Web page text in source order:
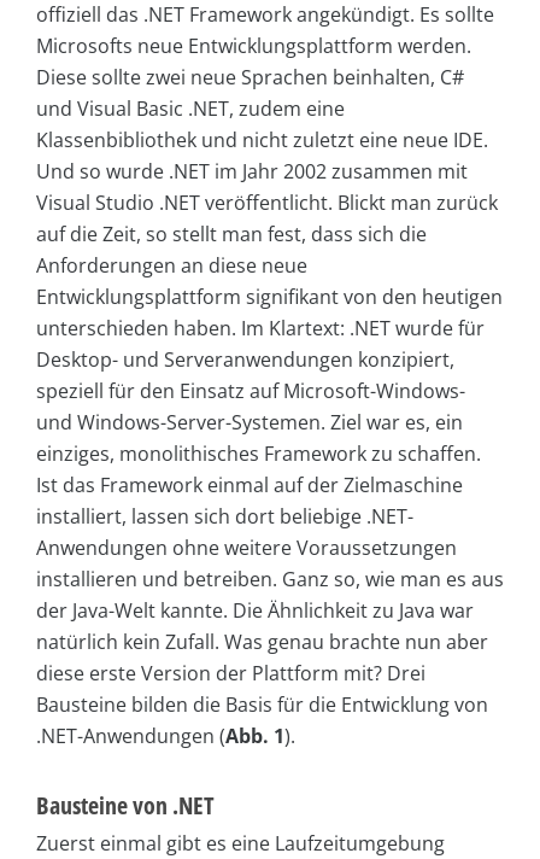
offiziell das .NET Framework angekündigt. Es sollte
Microsofts neue Entwicklungsplattform werden.
Diese sollte zwei neue Sprachen beinhalten, C#
und Visual Basic .NET, zudem eine
Klassenbibliothek und nicht zuletzt eine neue IDE.
Und so wurde .NET im Jahr 2002 zusammen mit
Visual Studio .NET veröffentlicht. Blickt man zurück
auf die Zeit, so stellt man fest, dass sich die
Anforderungen an diese neue
Entwicklungsplattform signifikant von den heutigen
unterschieden haben. Im Klartext: .NET wurde für
Desktop- und Serveranwendungen konzipiert,
speziell für den Einsatz auf Microsoft-Windows-
und Windows-Server-Systemen. Ziel war es, ein
einziges, monolithisches Framework zu schaffen.
Ist das Framework einmal auf der Zielmaschine
installiert, lassen sich dort beliebige .NET-
Anwendungen ohne weitere Voraussetzungen
installieren und betreiben. Ganz so, wie man es aus
der Java-Welt kannte. Die Ähnlichkeit zu Java war
natürlich kein Zufall. Was genau brachte nun aber
diese erste Version der Plattform mit? Drei
Bausteine bilden die Basis für die Entwicklung von
.NET-Anwendungen (Abb. 1).
Bausteine von .NET
Zuerst einmal gibt es eine Laufzeitumgebung